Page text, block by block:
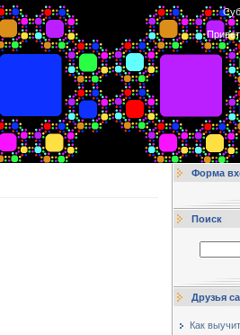
Форма
Поиск
Друзья
Как